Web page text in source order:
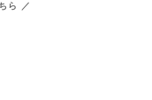
ら ／